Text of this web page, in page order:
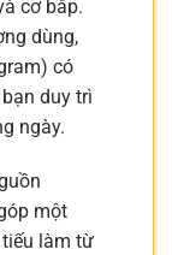
cơ bắp.
dùng,
có
duy trì
ngày.
một
tiếu làm từ